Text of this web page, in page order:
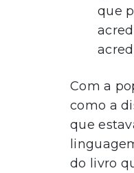
que
Com a
como a
que
do livro